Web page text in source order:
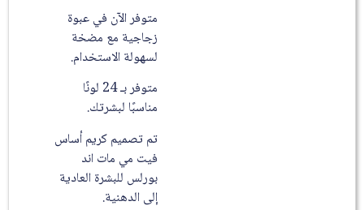
متوفر الآن في عبوة
زجاجية مع مضخة
لسهولة الاستخدام.
متوفر بـ 24 لونًا
مناسبًا لبشرتك.
تم تصميم كريم أساس
فيت مي مات اند
بورلس للبشرة العادية
إلى الدهنية.